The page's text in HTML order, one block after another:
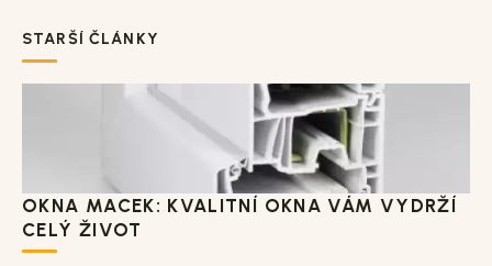
STARŠÍ ČLÁNKY
OKNA MACEK: KVALITNÍ OKNA VÁM VYDRŽÍ
CELÝ ŽIVOT